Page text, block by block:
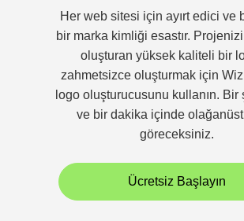
Her web sitesi için ayırt edici ve
bir marka kimliği esastır.
oluşturan yüksek kaliteli bir
zahmetsizce oluşturmak için
logo oluşturucusunu kullanın. Bir
ve bir dakika içinde
göreceksiniz.
Ücretsiz Başlayın